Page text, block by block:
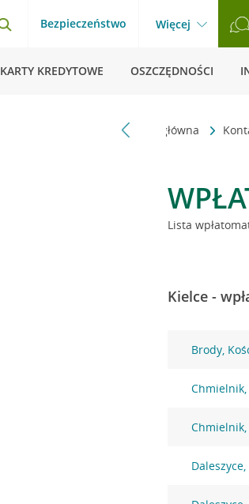
Bezpieczeństwo Więcej
KARTY KREDYTOWE OSZCZĘDNOŚCI
Strona główna
Lista
Kielce -
Brody,